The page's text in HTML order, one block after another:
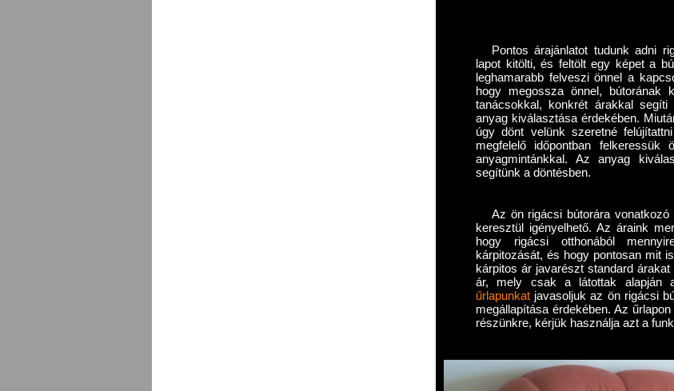
Pontos árajánlatot tudunk adni
lapot kitölti, és feltölt egy képet a
leghamarabb felveszi önnel a
hogy megossza önnel, bútorának
tanácsokkal, konkrét árakkal segíti
anyag kiválasztása érdekében.
úgy dönt velünk szeretné
megfelelő időpontban felkeressük
anyagmintánkkal. Az anyag
segítünk a döntésben.
Az ön rigácsi bútorára vonatkozó
keresztül igényelhető. Az áraink
hogy rigácsi otthonából
kárpitozását, és hogy pontosan mit
kárpitos ár javarészt standard
ár, mely csak a látottak alapján
űrlapunkat javasoljuk az ön rigácsi
megállapítása érdekében. Az
részünkre, kérjük használja azt a